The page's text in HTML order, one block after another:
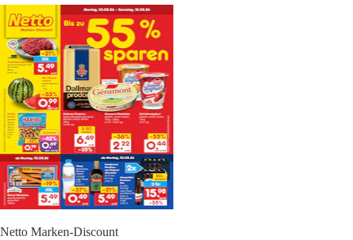
Netto Marken-Discount